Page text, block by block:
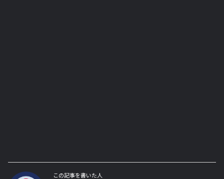
この記事を書いた人